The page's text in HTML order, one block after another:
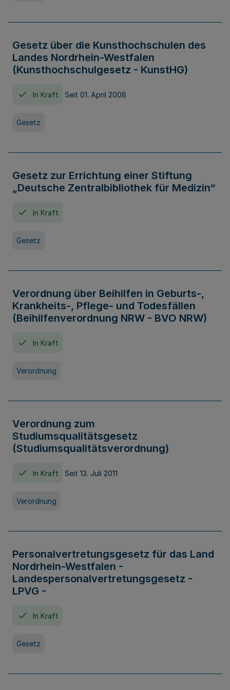
Gesetz über die Kunsthochschulen des
Landes Nordrhein-Westfalen
(Kunsthochschulgesetz - KunstHG)
In Kraft Seit 01. April 2008
Gesetz
Gesetz zur Errichtung einer Stiftung
„Deutsche Zentralbibliothek für Medizin“
In Kraft
Gesetz
Verordnung über Beihilfen in Geburts-,
Krankheits-, Pflege- und Todesfällen
(Beihilfenverordnung NRW - BVO NRW)
In Kraft
Verordnung
Verordnung zum
Studiumsqualitätsgesetz
(Studiumsqualitätsverordnung)
In Kraft Seit 13. Juli 2011
Verordnung
Personalvertretungsgesetz für das Land
Nordrhein-Westfalen -
Landespersonalvertretungsgesetz -
LPVG -
In Kraft
Gesetz